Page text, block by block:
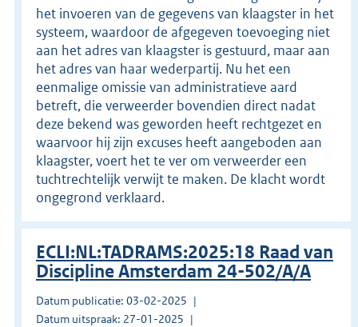
het invoeren van de gegevens van klaagster in het
systeem, waardoor de afgegeven toevoeging niet
aan het adres van klaagster is gestuurd, maar aan
het adres van haar wederpartij. Nu het een
eenmalige omissie van administratieve aard
betreft, die verweerder bovendien direct nadat
deze bekend was geworden heeft rechtgezet en
waarvoor hij zijn excuses heeft aangeboden aan
klaagster, voert het te ver om verweerder een
tuchtrechtelijk verwijt te maken. De klacht wordt
ongegrond verklaard.
ECLI:NL:TADRAMS:2025:18 Raad van
Discipline Amsterdam 24-502/A/A
Datum publicatie: 03-02-2025
Datum uitspraak: 27-01-2025